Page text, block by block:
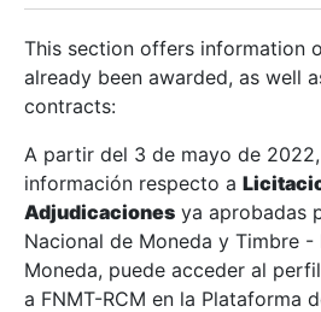
Show/Hide
Show/Hide
This section offers information
already been awarded, as well
contracts:
A partir del 3 de mayo de
información respecto a
Adjudicaciones ya aprobadas
Nacional de Moneda y Timbre -
Moneda, puede acceder al
a FNMT-RCM en la Plataforma